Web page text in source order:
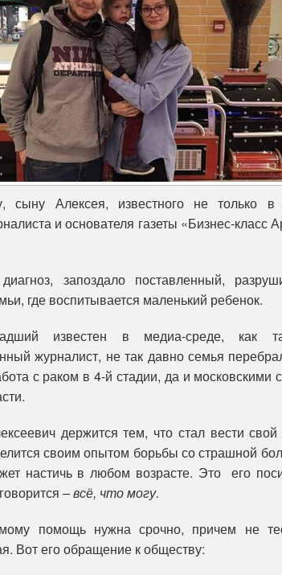
сыну Алексея, известного не только в
и основателя газеты «Бизнес-класс
запоздало поставленный,
где воспитывается маленький ребенок.
известен в медиа-среде, как
журналист, не так давно семья
с раком в 4-й стадии, да и московскими
держится тем, что стал вести
своим опытом борьбы со страшной
настичь в любом возрасте. Это его
– всё, что могу.
помощь нужна срочно, причем не
Вот его обращение к обществу: